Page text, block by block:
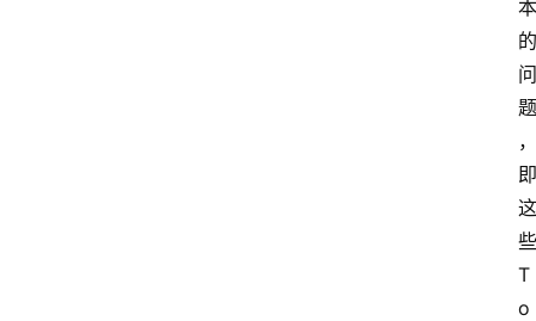
本
的
问
题
，
即
这
些
T
o